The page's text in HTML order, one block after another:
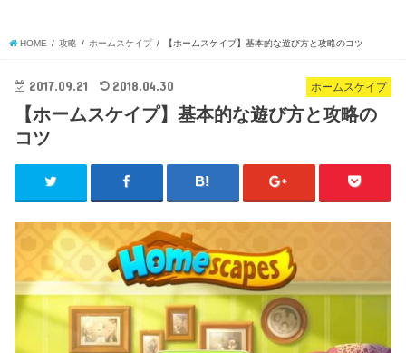
HOME 攻略 ホームスケイプ 【ホームスケイプ】基本的な遊び方と攻略のコツ
ホームスケイプ
2017.09.21 2018.04.30
【ホームスケイプ】基本的な遊び方と攻略の
コツ